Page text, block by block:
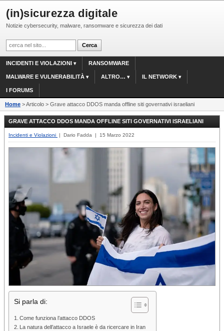
(in)sicurezza digitale
Notizie cybersecurity, malware, ransomware e sicurezza dei dati
INCIDENTI E VIOLAZIONI RANSOMWARE
MALWARE E VULNERABILITÀ ALTRO… IL NETWORK
I FORUMS
Home > Articolo > Grave attacco DDOS manda offline siti governativi israeliani
GRAVE ATTACCO DDOS MANDA OFFLINE SITI GOVERNATIVI ISRAELIANI
Incidenti e Violazioni | Dario Fadda | 15 Marzo 2022
Si parla di:
Come funziona l’attacco DDOS
La natura dell’attacco a Israele è da ricercare in Iran